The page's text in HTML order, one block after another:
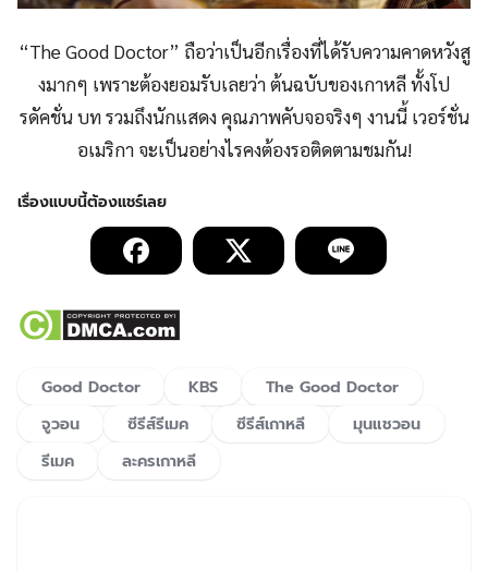
“The Good Doctor” ถือว่าเป็นอีกเรื่องที่ได้รับความคาดหวังสู
งมากๆ เพราะต้องยอมรับเลยว่า ต้นฉบับของเกาหลี ทั้งโป
รดัคชั่น บท รวมถึงนักแสดง คุณภาพคับจอจริงๆ งานนี้ เวอร์ชั่น
อเมริกา จะเป็นอย่างไรคงต้องรอติดตามชมกัน!
Good Doctor KBS
The Good Doctor
จูวอน
ซีรีส์รีเมค ซีรีส์เกาหลี
มุนแชวอน
รีเมค
ละครเกาหลี